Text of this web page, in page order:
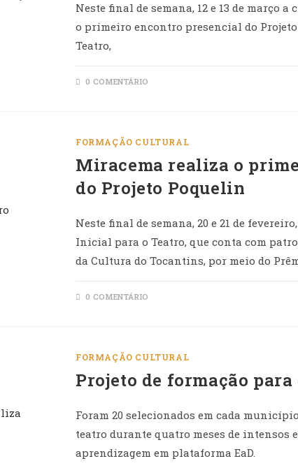
Neste final de semana, 12 e 13 de março
o primeiro encontro presencial do
Teatro,
0 COMENTÁRIO
FORMAÇÃO CULTURAL
Miracema realiza o
do Projeto Poquelin
Neste final de semana, 20 e 21 de
Inicial para o Teatro, que conta com
da Cultura do Tocantins, por meio do
0 COMENTÁRIO
FORMAÇÃO CULTURAL
Projeto de formação
Foram 20 selecionados em cada
teatro durante quatro meses de intensos
aprendizagem em plataforma EaD.